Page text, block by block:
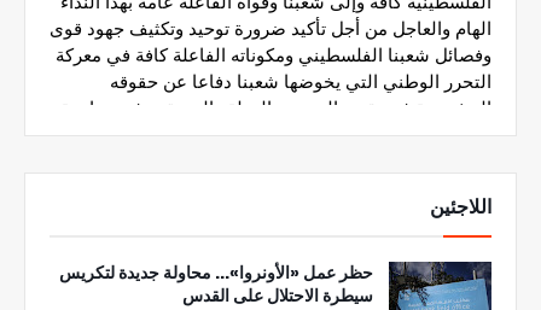
اللاجئين
حظر عمل «الأونروا»... محاولة جديدة لتكريس
سيطرة الاحتلال على القدس